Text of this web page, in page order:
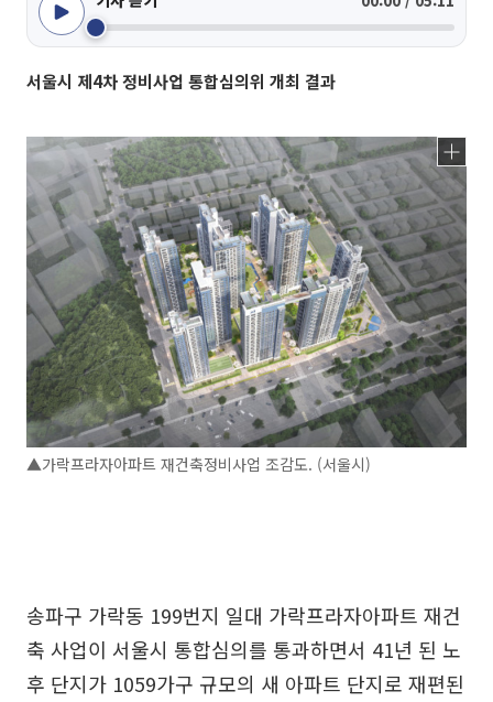
서울시 제4차 정비사업 통합심의위 개최 결과
▲가락프라자아파트 재건축정비사업 조감도. (서울시)
송파구 가락동 199번지 일대 가락프라자아파트 재건
축 사업이 서울시 통합심의를 통과하면서 41년 된 노
후 단지가 1059가구 규모의 새 아파트 단지로 재편된